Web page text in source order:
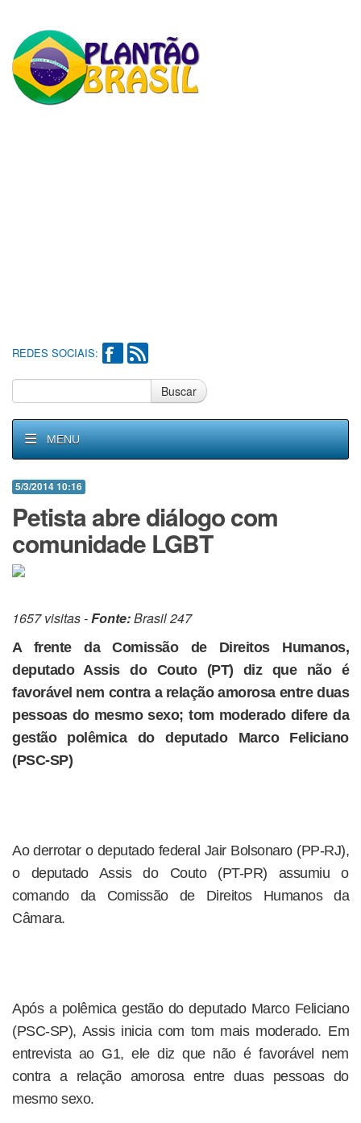
REDES SOCIAIS:
Buscar
MENU
5/3/2014 10:16
Petista abre diálogo com
comunidade LGBT
1657 visitas -Fonte:Brasil 247
A frente da Comissão de Direitos Humanos,
deputado Assis do Couto (PT) diz que não é
favorável nem contra a relação amorosa entre duas
pessoas do mesmo sexo; tom moderado difere da
gestão polêmica do deputado Marco Feliciano
(PSC-SP)
Ao derrotar o deputado federal Jair Bolsonaro (PP-RJ),
o deputado Assis do Couto (PT-PR) assumiu o
comando da Comissão de Direitos Humanos da
Câmara.
Após a polêmica gestão do deputado Marco Feliciano
(PSC-SP), Assis inicia com tom mais moderado. Em
entrevista ao G1, ele diz que não é favorável nem
contra a relação amorosa entre duas pessoas do
mesmo sexo.